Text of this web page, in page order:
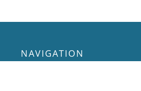
NAVIGATION